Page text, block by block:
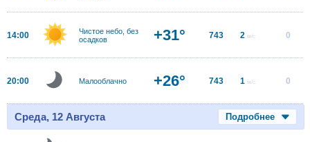
14:00
Чистое небо, без
осадков
+31° 743 2 м/с 0
20:00 Малооблачно +26° 743 1 м/с 0
Среда, 12 Августа Подробнее